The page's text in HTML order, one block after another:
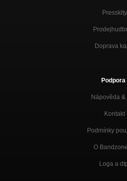
Presskity
Doprava
Podpora
Nápověda &
Kontakt
Podmínky
O
Loga a